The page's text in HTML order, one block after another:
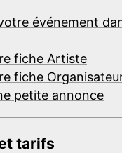
événement
fiche Artiste
fiche
petite annonce
tarifs